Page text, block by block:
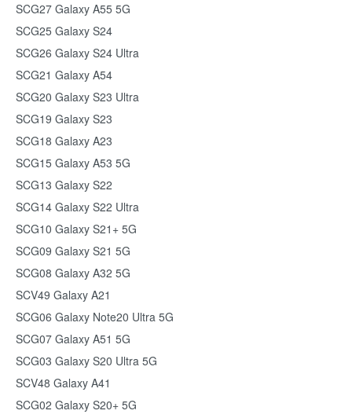
SCG27 Galaxy A55 5G
SCG25 Galaxy S24
SCG26 Galaxy S24 Ultra
SCG21 Galaxy A54
SCG20 Galaxy S23 Ultra
SCG19 Galaxy S23
SCG18 Galaxy A23
SCG15 Galaxy A53 5G
SCG13 Galaxy S22
SCG14 Galaxy S22 Ultra
SCG10 Galaxy S21+ 5G
SCG09 Galaxy S21 5G
SCG08 Galaxy A32 5G
SCV49 Galaxy A21
SCG06 Galaxy Note20 Ultra 5G
SCG07 Galaxy A51 5G
SCG03 Galaxy S20 Ultra 5G
SCV48 Galaxy A41
SCG02 Galaxy S20+ 5G